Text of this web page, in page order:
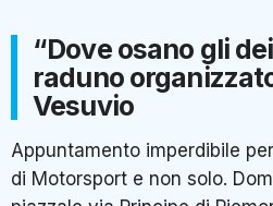
“Dove osano gli
raduno
Vesuvio
Appuntamento imperdibile
di Motorsport e non solo.